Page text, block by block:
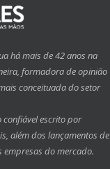
há mais de 42 anos na
formadora de opinião
conceituada do setor
confiável escrito por
além dos lançamentos de
empresas do mercado.